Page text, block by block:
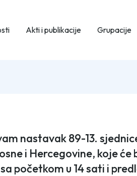
Akti i publikacije Grupacije
nastavak 89-13.
i Hercegovine, koje će
početkom u 14 sati i